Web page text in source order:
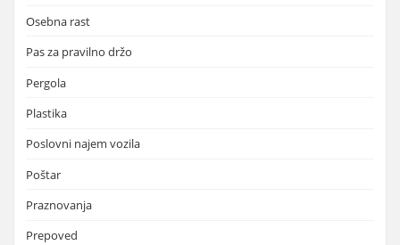
Osebna rast
Pas za pravilno držo
Pergola
Plastika
Poslovni najem vozila
Poštar
Praznovanja
Prepoved